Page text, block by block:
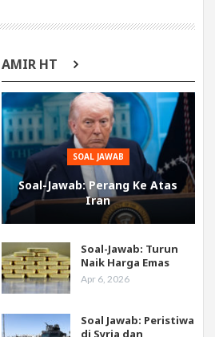
AMIR HT
SOAL JAWAB
Soal-Jawab: Perang Ke Atas
Iran
Soal-Jawab: Turun
Naik Harga Emas
Apr 6, 2026
Soal Jawab: Peristiwa
di Syria dan